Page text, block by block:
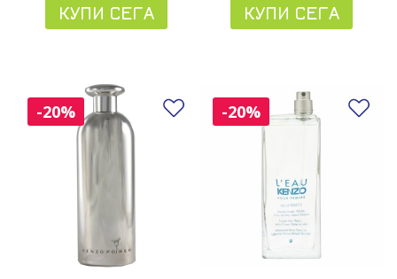
КУПИ СЕГА КУПИ СЕГА
-20% Добави в любими
-20%